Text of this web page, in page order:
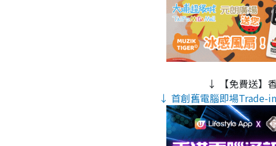
↓ 【免費送】
↓ 首創舊電腦即場Trade-